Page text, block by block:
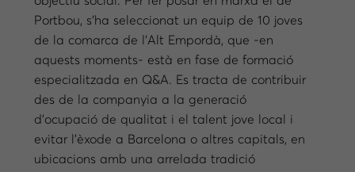
Portbou, s’ha seleccionat un equip de 10 joves
de la comarca de l’Alt Empordà, que -en
aquests moments- està en fase de formació
especialitzada en Q&A. Es tracta de contribuir
des de la companyia a la generació
d’ocupació de qualitat i el talent jove local i
evitar l’èxode a Barcelona o altres capitals, en
ubicacions amb una arrelada tradició